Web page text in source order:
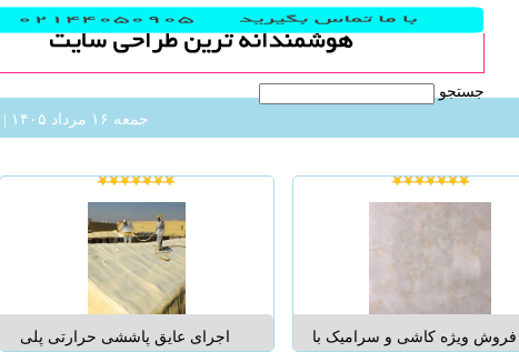
جمعه ۱۶ مرداد ۱۴۰۵ |
جستجو
فروش ویژه کاشی و سرامیک با
اجرای عایق پاششی حرارتی پلی